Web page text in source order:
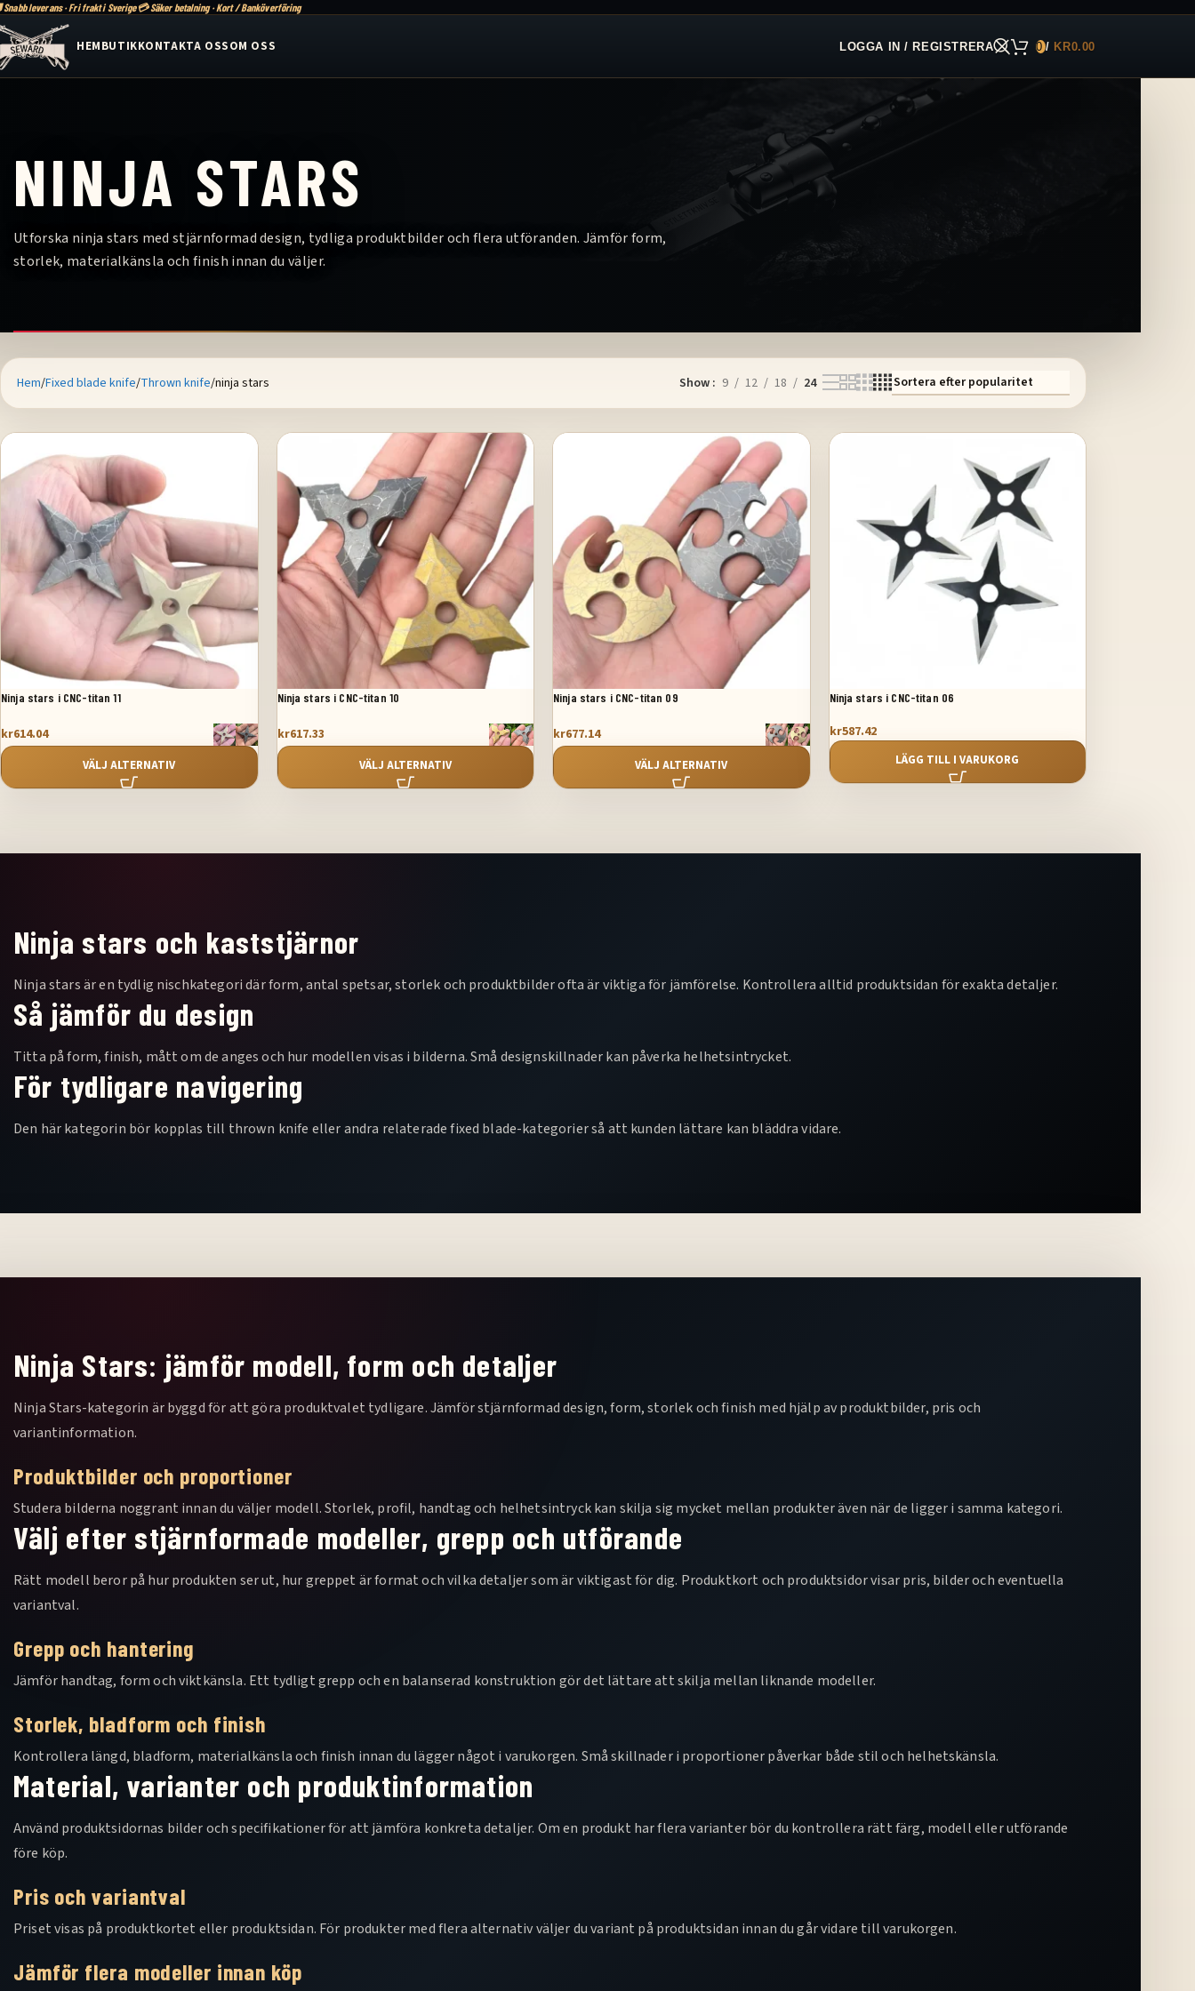
Snabb leverans · Fri frakt i Sverige💳 Säker betalning · Kort / Banköverföring
HEMBUTIKKONTAKTA OSSOM OSS LOGGA IN / REGISTRERA 0/ KR0.00
NINJA STARS
Utforska ninja stars med stjärnformad design, tydliga produktbilder och flera utföranden. Jämför form,
storlek, materialkänsla och finish innan du väljer.
Hem Fixed blade knife Thrown knife ninja stars Show 9 12 18 24
Ninja stars i CNC-titan 11
kr614.04
VÄLJ ALTERNATIV
Ninja stars i CNC-titan 10
kr617.33
VÄLJ ALTERNATIV
Ninja stars i CNC-titan 09
kr677.14
VÄLJ ALTERNATIV
Ninja stars i CNC-titan 06
kr587.42
LÄGG TILL I VARUKORG
Ninja stars och kaststjärnor
Ninja stars är en tydlig nischkategori där form, antal spetsar, storlek och produktbilder ofta är viktiga för jämförelse. Kontrollera alltid produktsidan för exakta detaljer.
Så jämför du design
Titta på form, finish, mått om de anges och hur modellen visas i bilderna. Små designskillnader kan påverka helhetsintrycket.
För tydligare navigering
Den här kategorin bör kopplas till thrown knife eller andra relaterade fixed blade-kategorier så att kunden lättare kan bläddra vidare.
Ninja Stars: jämför modell, form och detaljer
Ninja Stars-kategorin är byggd för att göra produktvalet tydligare. Jämför stjärnformad design, form, storlek och finish med hjälp av produktbilder, pris och
variantinformation.
Produktbilder och proportioner
Studera bilderna noggrant innan du väljer modell. Storlek, profil, handtag och helhetsintryck kan skilja sig mycket mellan produkter även när de ligger i samma kategori.
Välj efter stjärnformade modeller, grepp och utförande
Rätt modell beror på hur produkten ser ut, hur greppet är format och vilka detaljer som är viktigast för dig. Produktkort och produktsidor visar pris, bilder och eventuella
variantval.
Grepp och hantering
Jämför handtag, form och viktkänsla. Ett tydligt grepp och en balanserad konstruktion gör det lättare att skilja mellan liknande modeller.
Storlek, bladform och finish
Kontrollera längd, bladform, materialkänsla och finish innan du lägger något i varukorgen. Små skillnader i proportioner påverkar både stil och helhetskänsla.
Material, varianter och produktinformation
Använd produktsidornas bilder och specifikationer för att jämföra konkreta detaljer. Om en produkt har flera varianter bör du kontrollera rätt färg, modell eller utförande
före köp.
Pris och variantval
Priset visas på produktkortet eller produktsidan. För produkter med flera alternativ väljer du variant på produktsidan innan du går vidare till varukorgen.
Jämför flera modeller innan köp